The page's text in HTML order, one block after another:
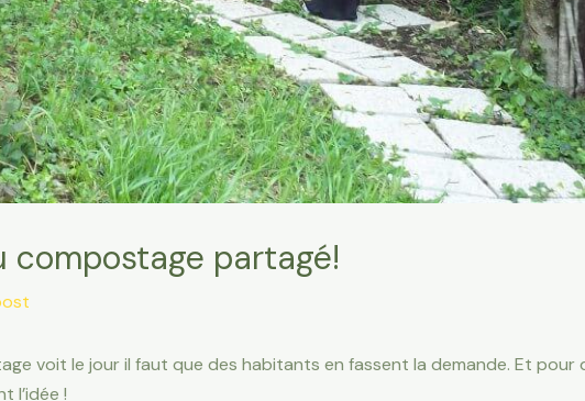
compostage partagé!
voit le jour il faut que des habitants en fassent la demande. Et pour
l’idée !